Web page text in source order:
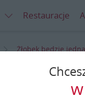
Restauracje
Żłobek będzie